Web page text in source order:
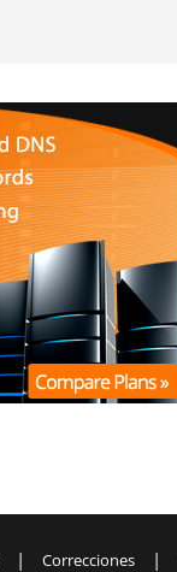
| Correcciones |